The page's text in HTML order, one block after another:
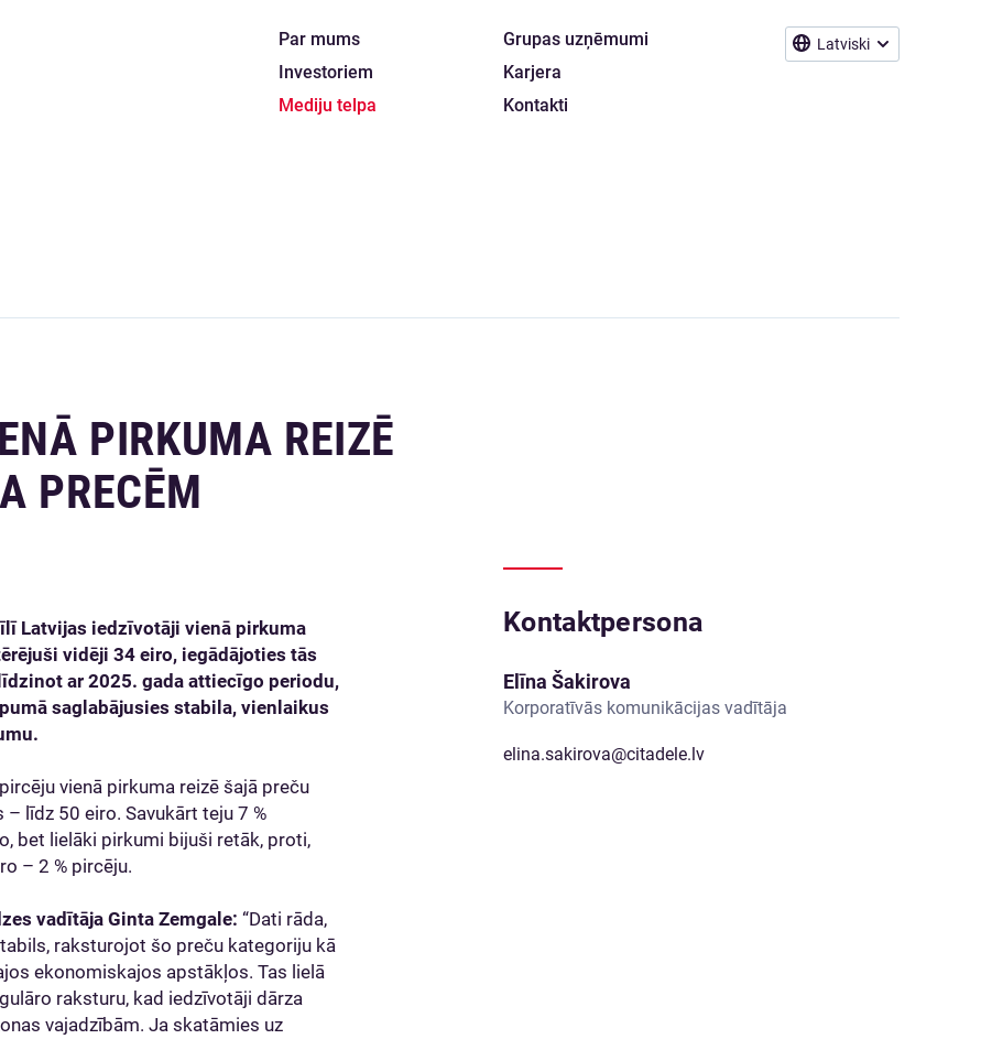
Latviski
Par mums
Investoriem
Mediju telpa
Grupas uzņēmumi
Karjera
Kontakti
PIRKUMA REIZĒ
PRECĒM
Latvijas iedzīvotāji vienā pirkuma
vidēji 34 eiro, iegādājoties tās
ar 2025. gada attiecīgo periodu,
saglabājusies stabila, vienlaikus
vienā pirkuma reizē šajā preču
līdz 50 eiro. Savukārt teju 7 %
bet lielāki pirkumi bijuši retāk, proti,
– 2 % pircēju.
vadītāja Ginta Zemgale: “Dati rāda,
raksturojot šo preču kategoriju kā
ekonomiskajos apstākļos. Tas lielā
raksturu, kad iedzīvotāji dārza
vajadzībām. Ja skatāmies uz
Kontaktpersona
Elīna Šakirova
Korporatīvās komunikācijas vadītāja
elina.sakirova@citadele.lv